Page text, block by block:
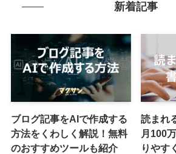
新着記事
ブログ記事をAIで作成する
方法をくわしく解説！無料
のおすすめツールも紹介
読まれ
月100
りやす